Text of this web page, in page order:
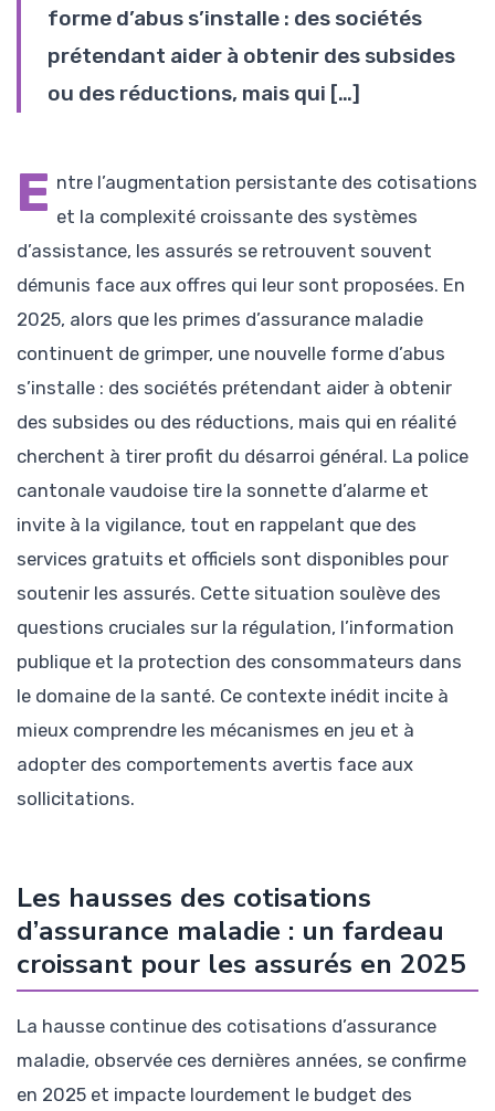
forme d’abus s’installe : des sociétés
prétendant aider à obtenir des subsides
ou des réductions, mais qui […]
E ntre l’augmentation persistante des cotisations
et la complexité croissante des systèmes
d’assistance, les assurés se retrouvent souvent
démunis face aux offres qui leur sont proposées. En
2025, alors que les primes d’assurance maladie
continuent de grimper, une nouvelle forme d’abus
s’installe : des sociétés prétendant aider à obtenir
des subsides ou des réductions, mais qui en réalité
cherchent à tirer profit du désarroi général. La police
cantonale vaudoise tire la sonnette d’alarme et
invite à la vigilance, tout en rappelant que des
services gratuits et officiels sont disponibles pour
soutenir les assurés. Cette situation soulève des
questions cruciales sur la régulation, l’information
publique et la protection des consommateurs dans
le domaine de la santé. Ce contexte inédit incite à
mieux comprendre les mécanismes en jeu et à
adopter des comportements avertis face aux
sollicitations.
Les hausses des cotisations
d’assurance maladie : un fardeau
croissant pour les assurés en 2025
La hausse continue des cotisations d’assurance
maladie, observée ces dernières années, se confirme
en 2025 et impacte lourdement le budget des